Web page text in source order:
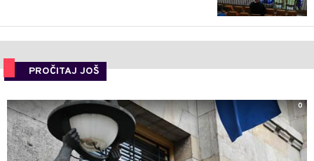
PROČITAJ JOŠ
0